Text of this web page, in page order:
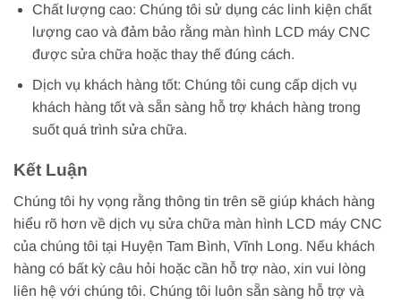
Chất lượng cao: Chúng tôi sử dụng các linh kiện chất
lượng cao và đảm bảo rằng màn hình LCD máy CNC
được sửa chữa hoặc thay thế đúng cách.
Dịch vụ khách hàng tốt: Chúng tôi cung cấp dịch vụ
khách hàng tốt và sẵn sàng hỗ trợ khách hàng trong
suốt quá trình sửa chữa.
Kết Luận
Chúng tôi hy vọng rằng thông tin trên sẽ giúp khách hàng
hiểu rõ hơn về dịch vụ sửa chữa màn hình LCD máy CNC
của chúng tôi tại Huyện Tam Bình, Vĩnh Long. Nếu khách
hàng có bất kỳ câu hỏi hoặc cần hỗ trợ nào, xin vui lòng
liên hệ với chúng tôi. Chúng tôi luôn sẵn sàng hỗ trợ và